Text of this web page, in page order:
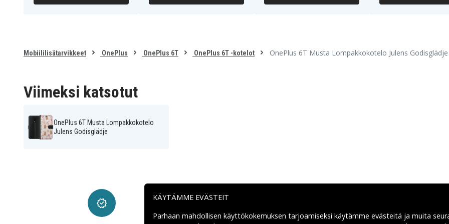
Mobiililisätarvikkeet OnePlus OnePlus 6T OnePlus 6T -kotelot OnePlus 6T Musta Lompakkokotelo Julens Godisglädje
Viimeksi katsotut
OnePlus 6T Musta Lompakkokotelo
Julens Godisglädje
KÄYTÄMME EVÄSTEIT
Parhaan mahdollisen käyttökokemuksen tarjoamiseksi käytämme evästeitä ja muita